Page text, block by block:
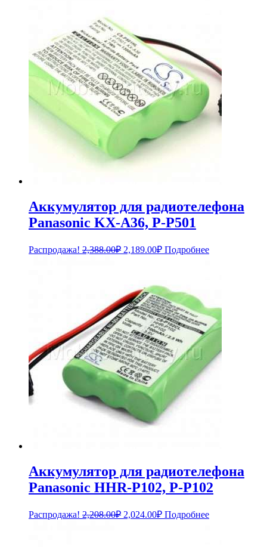
Аккумулятор для радиотелефона
Panasonic KX-A36, P-P501
Распродажа! 2,388.00₽ Первоначальная
2,189.00₽Текущая
цена:
Подробнее
Аккумулятор для радиотелефона
Panasonic HHR-P102, P-P102
Распродажа! 2,208.00₽ Первоначальная
2,024.00₽Текущая
цена:
Подробнее